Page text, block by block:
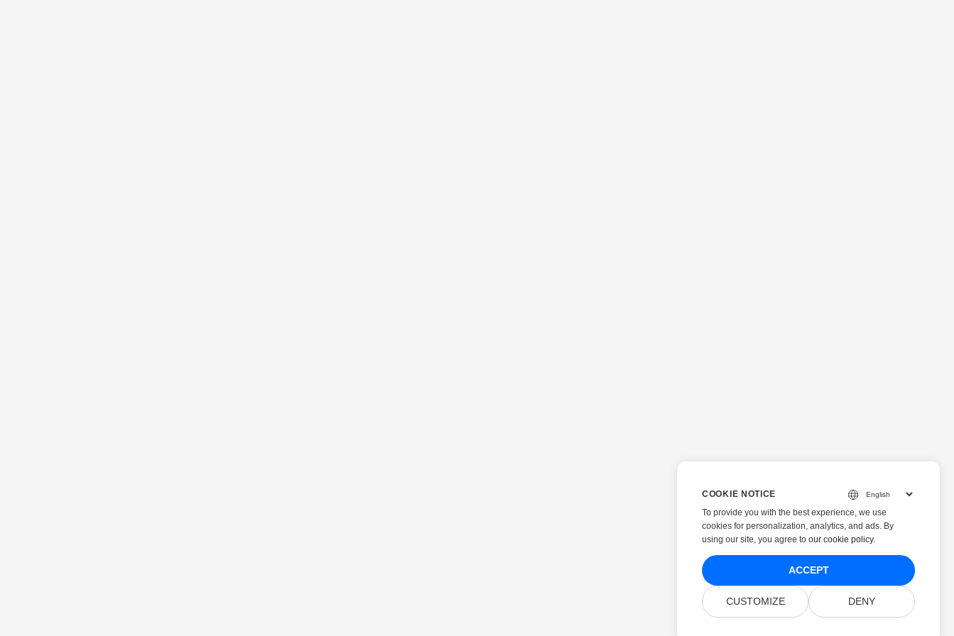
COOKIE NOTICE
To provide you with the best experience, we use
cookies for personalization, analytics, and ads. By
using our site, you agree to our cookie policy.
ACCEPT
CUSTOMIZE DENY